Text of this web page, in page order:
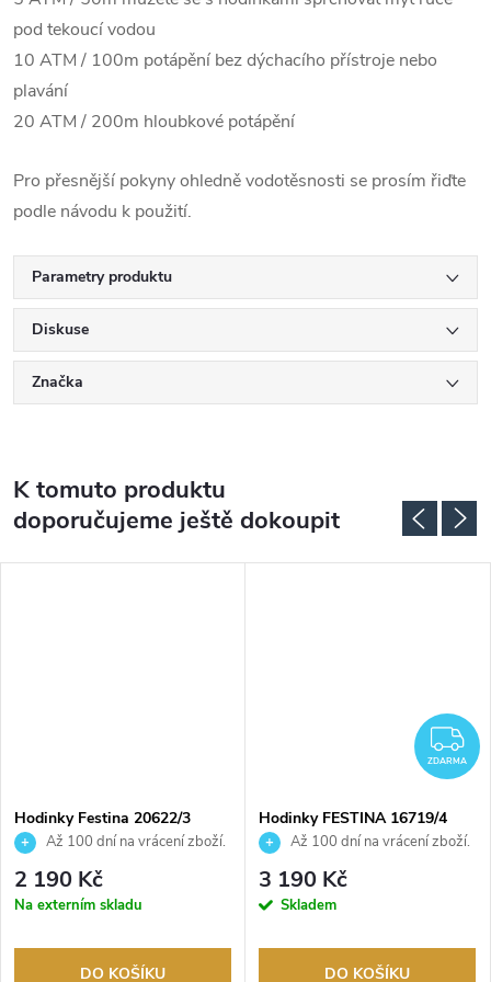
pod tekoucí vodou
10 ATM / 100m potápění bez dýchacího přístroje nebo
plavání
20 ATM / 200m hloubkové potápění
Pro přesnější pokyny ohledně vodotěsnosti se prosím řiďte
podle návodu k použití.
Parametry produktu
Diskuse
Značka
K tomuto produktu
doporučujeme ještě dokoupit
Hodinky Festina 20622/3
Až 100 dní na vrácení zboží.
Autorizovaný prodejce.
2 190 Kč
Na externím skladu
DO KOŠÍKU
ZDARMA
Hodinky FESTINA 16719/4
Až 100 dní na vrácení zboží.
Autorizovaný prodejce.
3 190 Kč
Skladem
DO KOŠÍKU